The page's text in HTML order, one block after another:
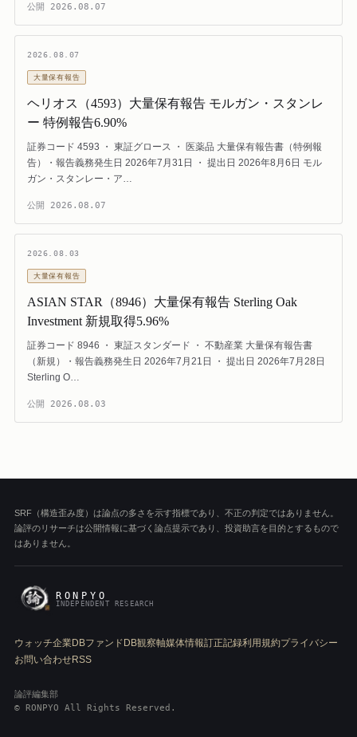
公開 2026.08.07
2026.08.07
大量保有報告
ヘリオス（4593）大量保有報告 モルガン・スタンレ
ー 特例報告6.90%
証券コード 4593 ・ 東証グロース ・ 医薬品 大量保有報告書（特例報
告）・報告義務発生日 2026年7月31日 ・ 提出日 2026年8月6日 モル
ガン・スタンレー・ア…
公開 2026.08.07
2026.08.03
大量保有報告
ASIAN STAR（8946）大量保有報告 Sterling Oak
Investment 新規取得5.96%
証券コード 8946 ・ 東証スタンダード ・ 不動産業 大量保有報告書
（新規）・報告義務発生日 2026年7月21日 ・ 提出日 2026年7月28日
Sterling O…
公開 2026.08.03
SRF（構造歪み度）は論点の多さを示す指標であり、不正の判定ではありません。
論評のリサーチは公開情報に基づく論点提示であり、投資助言を目的とするもので
はありません。
RONPYO
INDEPENDENT RESEARCH
ウォッチ企業DBファンドDB観察軸媒体情報訂正記録利用規約プライバシー
お問い合わせRSS
論評編集部
© RONPYO All Rights Reserved.